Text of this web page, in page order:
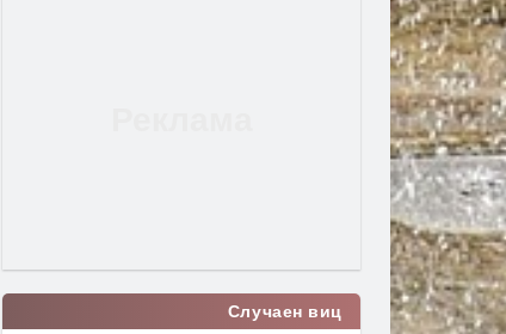
Случаен виц